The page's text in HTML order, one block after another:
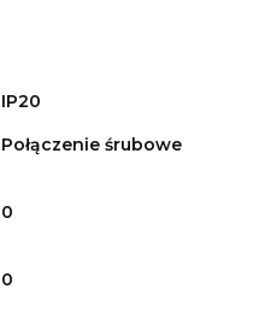
IP20
Połączenie śrubowe
0
0